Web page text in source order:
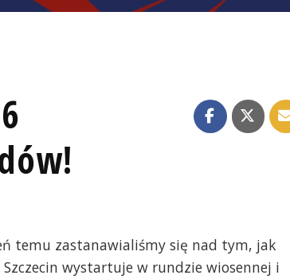
temu zastanawialiśmy się nad tym, jak
Szczecin wystartuje w rundzie wiosennej i